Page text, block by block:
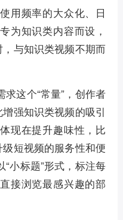
用频率的大众化、日
为知识类内容而设，
，与知识类视频不期而
这个“常量”，创作者
强知识类视频的吸引
现在提升趣味性，比
短视频的服务性和便
小标题”形式，标注每
接浏览最感兴趣的部